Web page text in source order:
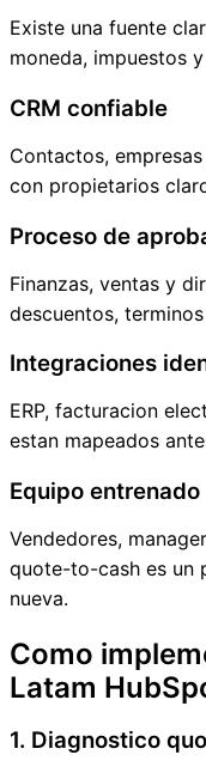
Existe una fuente
moneda, impuestos
CRM confiable
Contactos,
con propietarios
Proceso de
Finanzas, ventas y
descuentos,
Integraciones
ERP, facturacion
estan mapeados
Equipo entrenado
Vendedores,
quote-to-cash es un
nueva.
Como
Latam
1. Diagnostico